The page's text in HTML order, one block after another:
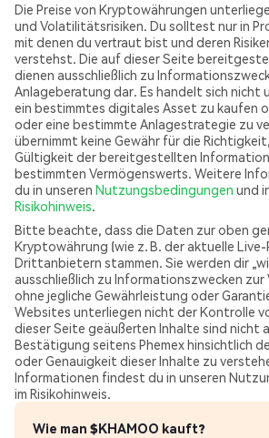
Die Preise von Kryptowährungen
und Volatilitätsrisiken. Du solltest nur in
mit denen du vertraut bist und deren
verstehst. Die auf dieser Seite
dienen ausschließlich zu
Anlageberatung dar. Es handelt sich nicht
ein bestimmtes digitales Asset zu kaufen
oder eine bestimmte Anlagestrategie zu
übernimmt keine Gewähr für die
Gültigkeit der bereitgestellten
bestimmten Vermögenswerts. Weitere
du in unseren Nutzungsbedingungen und
Risikohinweis.
Bitte beachte, dass die Daten zur oben
Kryptowährung (wie z. B. der aktuelle Live-
Drittanbietern stammen. Sie werden dir
ausschließlich zu Informationszwecken
ohne jegliche Gewährleistung oder
Websites unterliegen nicht der Kontrolle
dieser Seite geäußerten Inhalte sind nicht
Bestätigung seitens Phemex hinsichtlich
oder Genauigkeit dieser Inhalte zu
Informationen findest du in unseren
im Risikohinweis.
Wie man $KHAMOO kauft?